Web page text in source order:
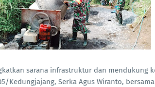
sarana infrastruktur dan mendukung
Kedungjajang, Serka Agus Wiranto,